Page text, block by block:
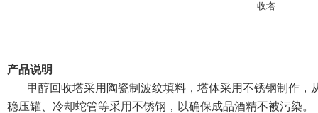
收塔
产品说明
甲醇回收塔采用陶瓷制波纹填料，塔体采用不锈钢制作，
稳压罐、冷却蛇管等采用不锈钢，以确保成品酒精不被污染。